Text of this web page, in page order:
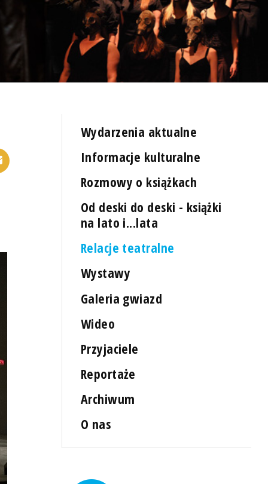
Wydarzenia aktualne
Informacje kulturalne
Rozmowy o książkach
Od deski do deski - książki
na lato i...lata
Relacje teatralne
Wystawy
Galeria gwiazd
Wideo
Przyjaciele
Reportaże
Archiwum
O nas